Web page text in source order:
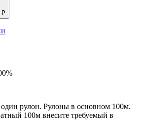
₽
рулон. Рулоны в основном 100м.
100м внесите требуемый в